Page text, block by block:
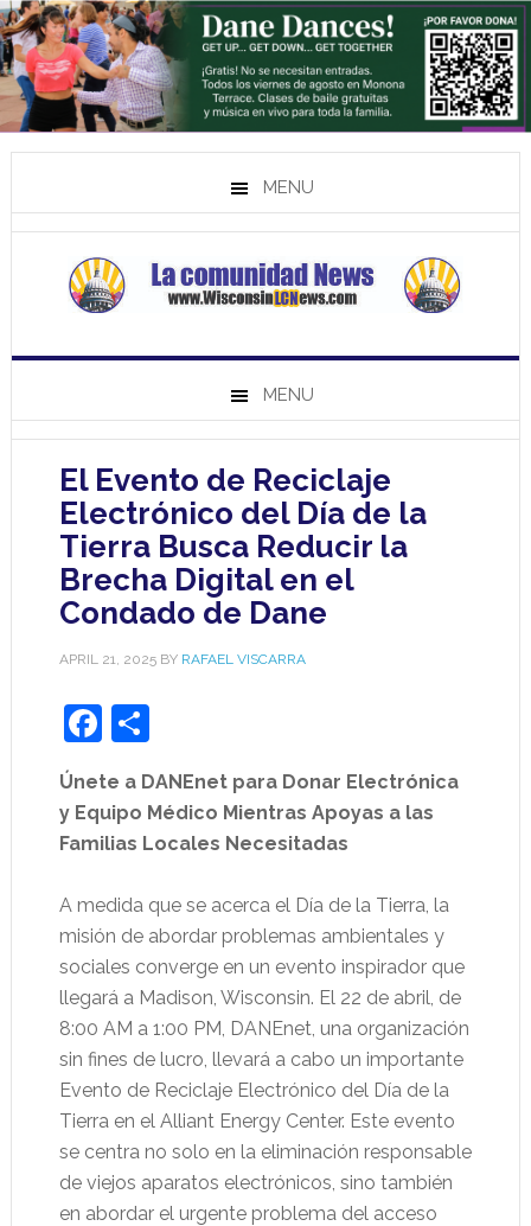
MENU
MENU
El Evento de Reciclaje
Electrónico del Día de la
Tierra Busca Reducir la
Brecha Digital en el
Condado de Dane
APRIL 21, 2025BY RAFAEL VISCARRA
Facebook
Share
Únete a DANEnet para Donar Electrónica
y Equipo Médico Mientras Apoyas a las
Familias Locales Necesitadas
A medida que se acerca el Día de la Tierra, la
misión de abordar problemas ambientales y
sociales converge en un evento inspirador que
llegará a Madison, Wisconsin. El 22 de abril, de
8:00 AM a 1:00 PM, DANEnet, una organización
sin fines de lucro, llevará a cabo un importante
Evento de Reciclaje Electrónico del Día de la
Tierra en el Alliant Energy Center. Este evento
se centra no solo en la eliminación responsable
de viejos aparatos electrónicos, sino también
en abordar el urgente problema del acceso